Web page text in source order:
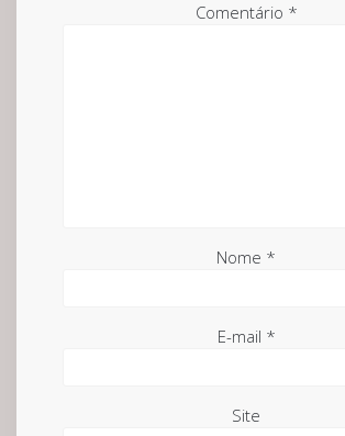
Comentário *
Nome *
E-mail *
Site